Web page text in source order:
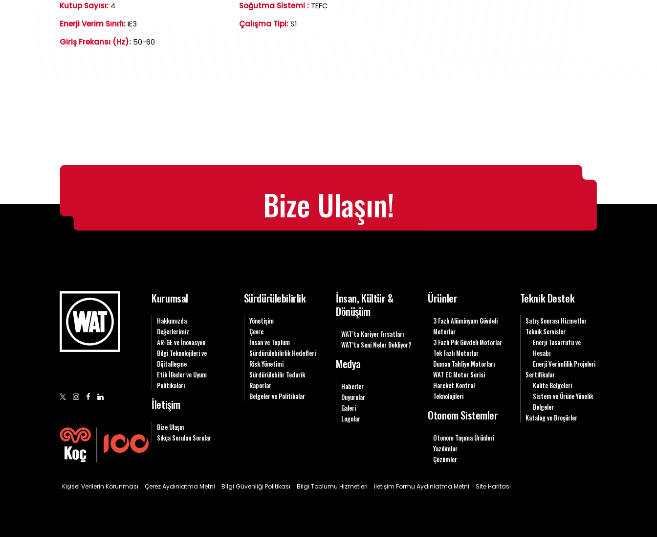
Kutup Sayısı: 4
Enerji Verim Sınıfı:IE3
Giriş Frekansı (Hz): 50-60
Soğutma Sistemi :TEFC
Çalışma Tipi:S1
Bize Ulaşın!
Kurumsal
Hakkımızda
Değerlerimiz
AR-GE ve İnovasyon
Bilgi Teknolojileri ve
Dijitalleşme
Etik İlkeler ve Uyum
Politikaları
İletişim
Bize Ulaşın
Sıkça Sorulan Sorular
Sürdürülebilirlik
Yönetişim
Çevre
İnsan ve Toplum
Sürdürülebilirlik Hedefleri
Risk Yönetimi
Sürdürülebilir Tedarik
Raporlar
Belgeler ve Politikalar
İnsan, Kültür &
Dönüşüm
WAT’ta Kariyer Fırsatları
WAT’ta Seni Neler Bekliyor?
Medya
Haberler
Duyurular
Galeri
Logolar
Ürünler
3 Fazlı Alüminyum Gövdeli
Motorlar
3 Fazlı Pik Gövdeli Motorlar
Tek Fazlı Motorlar
Duman Tahliye Motorları
WAT EC Motor Serisi
Hareket Kontrol
Teknolojileri
Otonom Sistemler
Otonom Taşıma Ürünleri
Yazılımlar
Çözümler
Teknik Destek
Satış Sonrası Hizmetler
Teknik Servisler
Enerji Tasarrufu ve
Hesabı
Enerji Verimlilik Projeleri
Sertifikalar
Kalite Belgeleri
Sistem ve Ürüne Yönelik
Belgeler
Katalog ve Broşürler
Kişisel Verilerin Korunması Çerez Aydınlatma Metni Bilgi Güvenliği Politikası Bilgi Toplumu Hizmetleri İletişim Formu Aydınlatma Metni Site Haritası